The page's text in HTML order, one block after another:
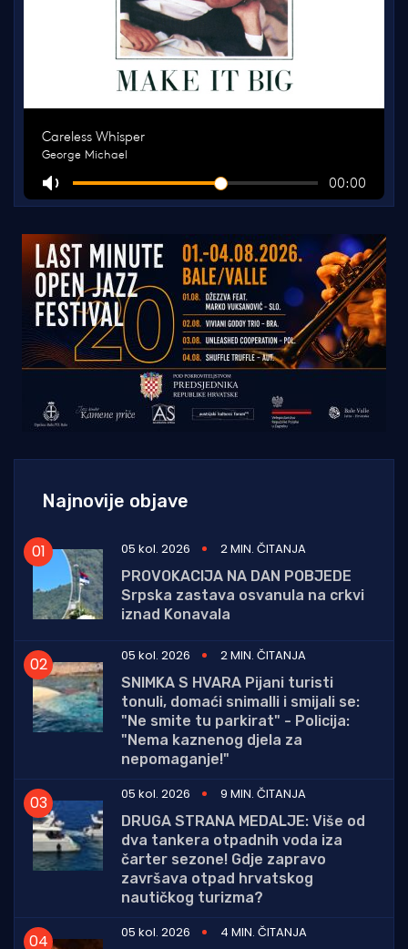
Najnovije objave
05 kol. 2026
2 MIN. ČITANJA
PROVOKACIJA NA DAN POBJEDE
Srpska zastava osvanula na crkvi
iznad Konavala
05 kol. 2026
2 MIN. ČITANJA
SNIMKA S HVARA Pijani turisti
tonuli, domaći snimalli i smijali se:
"Ne smite tu parkirat" - Policija:
"Nema kaznenog djela za
nepomaganje!"
05 kol. 2026
9 MIN. ČITANJA
DRUGA STRANA MEDALJE: Više od
dva tankera otpadnih voda iza
čarter sezone! Gdje zapravo
završava otpad hrvatskog
nautičkog turizma?
05 kol. 2026
4 MIN. ČITANJA